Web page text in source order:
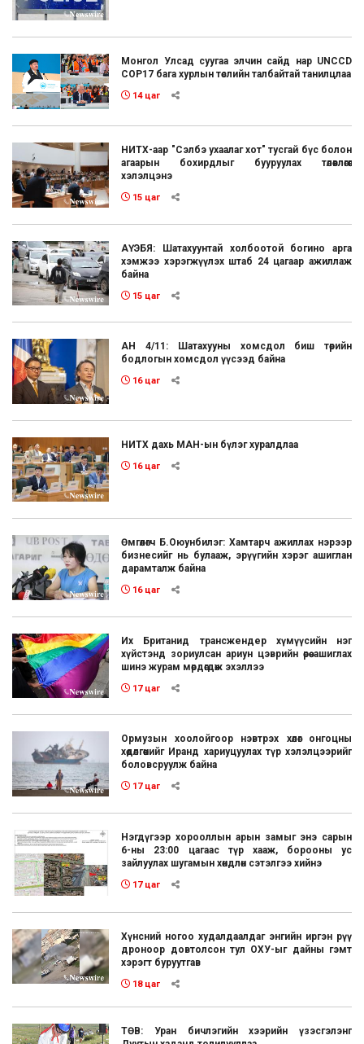
Монгол Улсад суугаа элчин сайд нар UNCCD
COP17 бага хурлын төслийн талбайтай танилцлаа
14 цаг
НИТХ-аар "Сэлбэ ухаалаг хот" тусгай бүс болон
агаарын бохирдлыг бууруулах төлөвлөгөөг
хэлэлцэнэ
15 цаг
АҮЭБЯ: Шатахуунтай холбоотой богино арга
хэмжээ хэрэгжүүлэх штаб 24 цагаар ажиллаж
байна
15 цаг
АН 4/11: Шатахууны хомсдол биш төрийн
бодлогын хомсдол үүсээд байна
16 цаг
НИТХ дахь МАН-ын бүлэг хуралдлаа
16 цаг
Өмгөөлөгч Б.Оюунбилэг: Хамтарч ажиллах нэрээр
бизнесийг нь булааж, эрүүгийн хэрэг ашиглан
дарамталж байна
16 цаг
Их Британид трансжендер хүмүүсийн нэг
хүйстэнд зориулсан ариун цэврийн өрөө ашиглах
шинэ журам мөрдөгдөж эхэллээ
17 цаг
Ормузын хоолойгоор нэвтрэх хөлөг онгоцны
хөдөлгөөнийг Иранд хариуцуулах түр хэлэлцээрийг
боловсруулж байна
17 цаг
Нэгдүгээр хорооллын арын замыг энэ сарын
6-ны 23:00 цагаас түр хааж, борооны ус
зайлуулах шугамын хөндлөн сэтэлгээ хийнэ
17 цаг
Хүнсний ногоо худалдаалдаг энгийн иргэн рүү
дроноор довтолсон тул ОХУ-ыг дайны гэмт
хэрэгт буруутгав
18 цаг
ТӨВ: Уран бичлэгийн хээрийн үзэсгэлэнг